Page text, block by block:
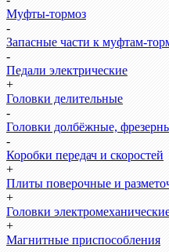
Муфты-тормоз
-
Запасные части к муфтам-
-
Педали электрические
+
Головки делительные
-
Головки долбёжные,
-
Коробки передач и скоростей
+
Плиты поверочные и
+
Головки
+
Магнитные приспособления